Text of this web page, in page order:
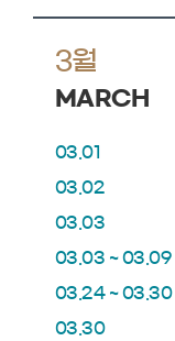
3월
MARCH
03.01
03.02
03.03
03.03 ~ 03.09
03.24 ~ 03.30
03.30